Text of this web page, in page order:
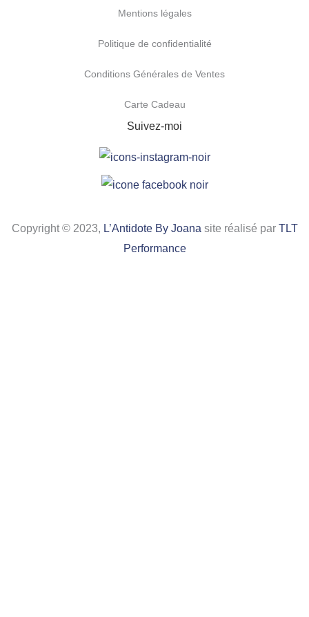
Mentions légales
Politique de confidentialité
Conditions Générales de Ventes
Carte Cadeau
Suivez-moi
Copyright © 2023, L’Antidote By Joana site réalisé par TLT
Performance